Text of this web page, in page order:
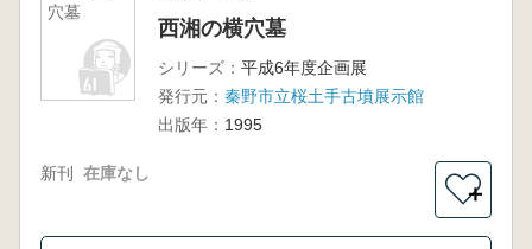
穴墓
西湘の横穴墓
シリーズ： 平成6年度企画展
発行元： 秦野市立桜土手古墳展示館
出版年： 1995
新刊 在庫なし
＋